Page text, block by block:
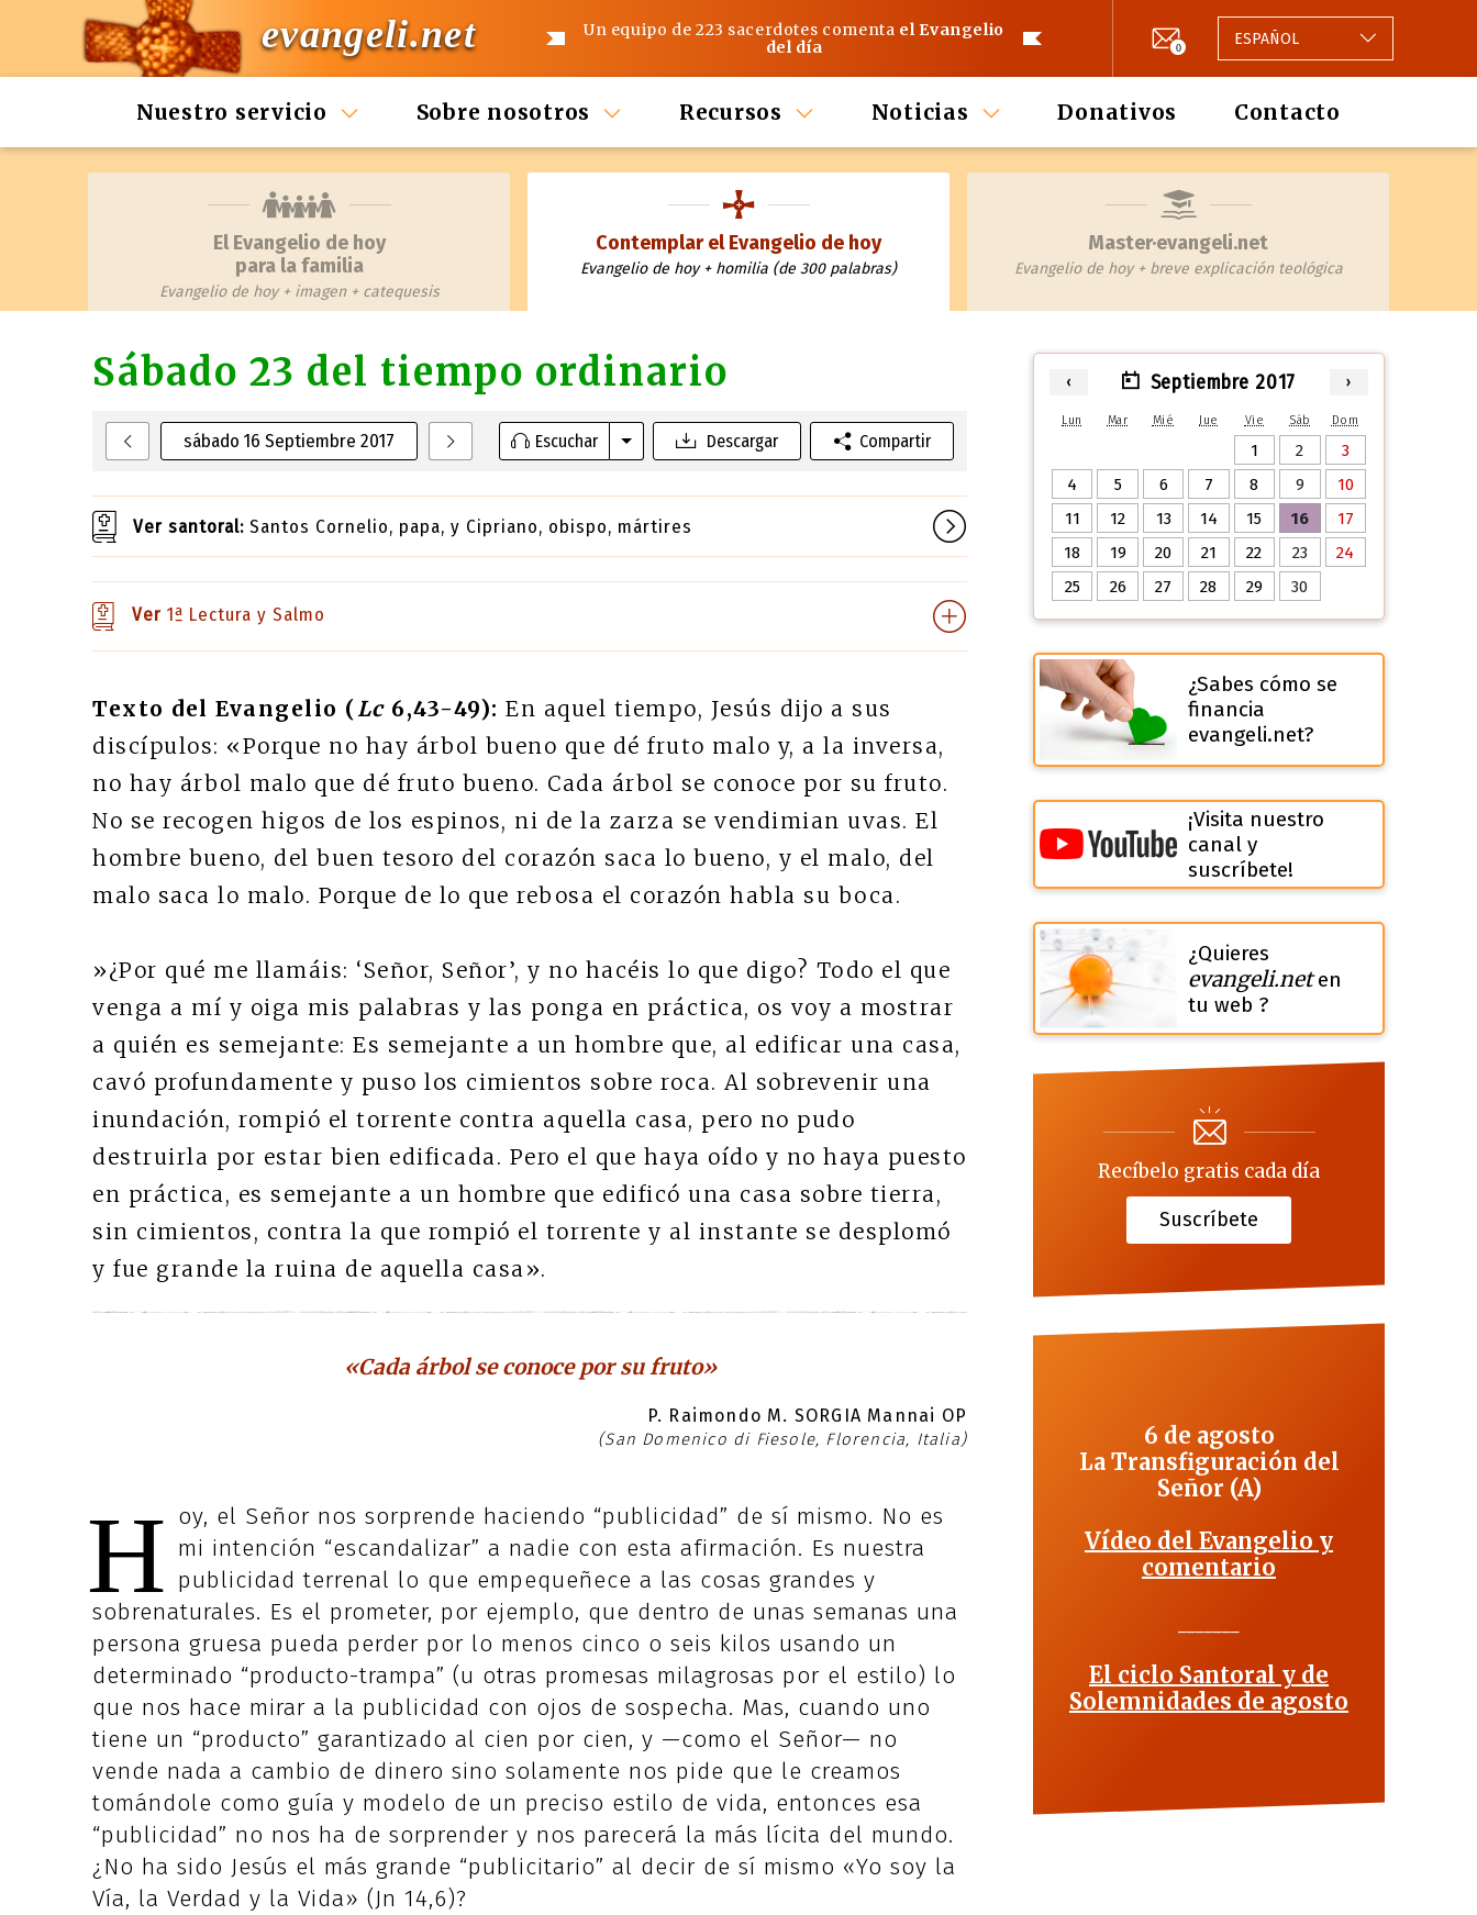
evangeli.net Un equipo de 223 sacerdotes comenta el Evangelio
del día
0 ESPAÑOL
Nuestro servicio Sobre nosotros Recursos Noticias Donativos Contacto
El Evangelio de hoy
para la familia
Evangelio de hoy + imagen + catequesis
Contemplar el Evangelio de hoy
Evangelio de hoy + homilia (de 300 palabras)
Master·evangeli.net
Evangelio de hoy + breve explicación teológica
sábado 16 Septiembre 2017
Ver santoral: Santos Cornelio, papa, y Cipriano, obispo, mártires
Sábado 23 del tiempo ordinario
Escuchar Descargar Compartir
Ver 1ª Lectura y Salmo
Texto del Evangelio (Lc6,43-49): En aquel tiempo, Jesús dijo a sus
discípulos: «Porque no hay árbol bueno que dé fruto malo y, a la inversa,
no hay árbol malo que dé fruto bueno. Cada árbol se conoce por su fruto.
No se recogen higos de los espinos, ni de la zarza se vendimian uvas. El
hombre bueno, del buen tesoro del corazón saca lo bueno, y el malo, del
malo saca lo malo. Porque de lo que rebosa el corazón habla su boca.
»¿Por qué me llamáis: ‘Señor, Señor’, y no hacéis lo que digo? Todo el que
venga a mí y oiga mis palabras y las ponga en práctica, os voy a mostrar
a quién es semejante: Es semejante a un hombre que, al edificar una casa,
cavó profundamente y puso los cimientos sobre roca. Al sobrevenir una
inundación, rompió el torrente contra aquella casa, pero no pudo
destruirla por estar bien edificada. Pero el que haya oído y no haya puesto
en práctica, es semejante a un hombre que edificó una casa sobre tierra,
sin cimientos, contra la que rompió el torrente y al instante se desplomó
y fue grande la ruina de aquella casa».
«Cada árbol se conoce por su fruto»
P. Raimondo M. SORGIA Mannai OP
(San Domenico di Fiesole, Florencia, Italia)
H oy, el Señor nos sorprende haciendo “publicidad” de sí mismo. No es
mi intención “escandalizar” a nadie con esta afirmación. Es nuestra
publicidad terrenal lo que empequeñece a las cosas grandes y
sobrenaturales. Es el prometer, por ejemplo, que dentro de unas semanas una
persona gruesa pueda perder por lo menos cinco o seis kilos usando un
determinado “producto-trampa” (u otras promesas milagrosas por el estilo) lo
que nos hace mirar a la publicidad con ojos de sospecha. Mas, cuando uno
tiene un “producto” garantizado al cien por cien, y —como el Señor— no
vende nada a cambio de dinero sino solamente nos pide que le creamos
tomándole como guía y modelo de un preciso estilo de vida, entonces esa
“publicidad” no nos ha de sorprender y nos parecerá la más lícita del mundo.
¿No ha sido Jesús el más grande “publicitario” al decir de sí mismo «Yo soy la
Vía, la Verdad y la Vida» (Jn 14,6)?
‹ Septiembre 2017 ›
Lun Mar Mié Jue Vie Sáb Dom
1 2
3
4
5 6 7 8 9
10
11
12 13 14 15 16
17
18
19 20 21 22 23
24
25
26 27 28 29 30
¿Sabes cómo se
financia
evangeli.net?
¡Visita nuestro
canal y
suscríbete!
¿Quieres
evangeli.neten
tu web ?
Recíbelo gratis cada día
Suscríbete
6 de agosto
La Transfiguración del
Señor (A)
Vídeo del Evangelio y
comentario
El ciclo Santoral y de
Solemnidades de agosto